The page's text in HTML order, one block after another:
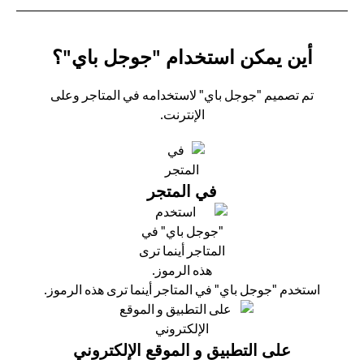
أين يمكن استخدام "جوجل باي"؟
تم تصميم "جوجل باي" لاستخدامه في المتاجر وعلى
الإنترنت.
في المتجر
استخدم "جوجل باي" في المتاجر أينما ترى هذه الرموز.
على التطبيق و الموقع الإلكتروني